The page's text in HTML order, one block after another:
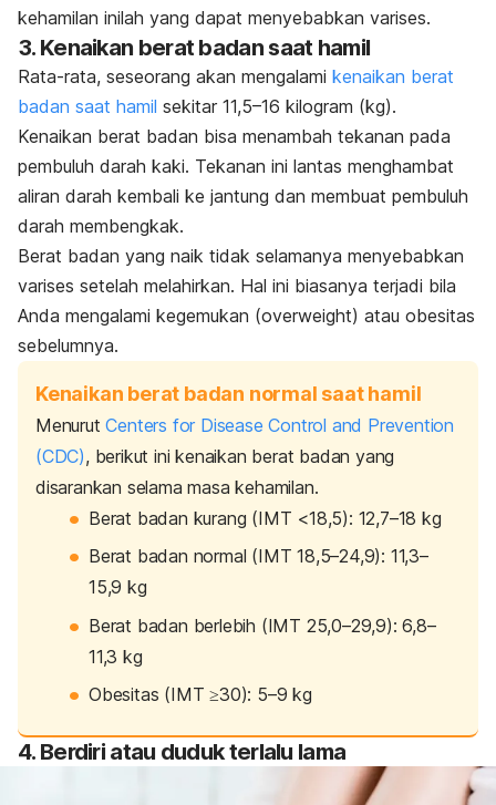
kehamilan inilah yang dapat menyebabkan varises.
3. Kenaikan berat badan saat hamil
Rata-rata, seseorang akan mengalami kenaikan berat
badan saat hamil sekitar 11,5–16 kilogram (kg).
Kenaikan berat badan bisa menambah tekanan pada
pembuluh darah kaki. Tekanan ini lantas menghambat
aliran darah kembali ke jantung dan membuat pembuluh
darah membengkak.
Berat badan yang naik tidak selamanya menyebabkan
varises setelah melahirkan. Hal ini biasanya terjadi bila
Anda mengalami kegemukan (overweight) atau obesitas
sebelumnya.
Kenaikan berat badan normal saat hamil
MenurutCenters for Disease Control and Prevention
(CDC), berikut ini kenaikan berat badan yang
disarankan selama masa kehamilan.
Berat badan kurang (IMT <18,5): 12,7–18 kg
Berat badan normal (IMT 18,5–24,9): 11,3–
15,9 kg
Berat badan berlebih (IMT 25,0–29,9): 6,8–
11,3 kg
Obesitas (IMT ≥30): 5–9 kg
4. Berdiri atau duduk terlalu lama